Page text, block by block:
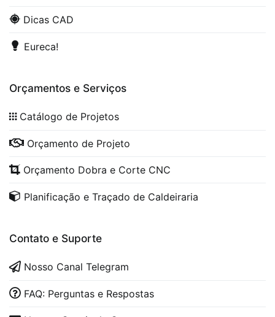
Dicas CAD
Eureca!
Orçamentos e Serviços
Catálogo de Projetos
Orçamento de Projeto
Orçamento Dobra e Corte CNC
Planificação e Traçado de Caldeiraria
Contato e Suporte
Nosso Canal Telegram
FAQ: Perguntas e Respostas